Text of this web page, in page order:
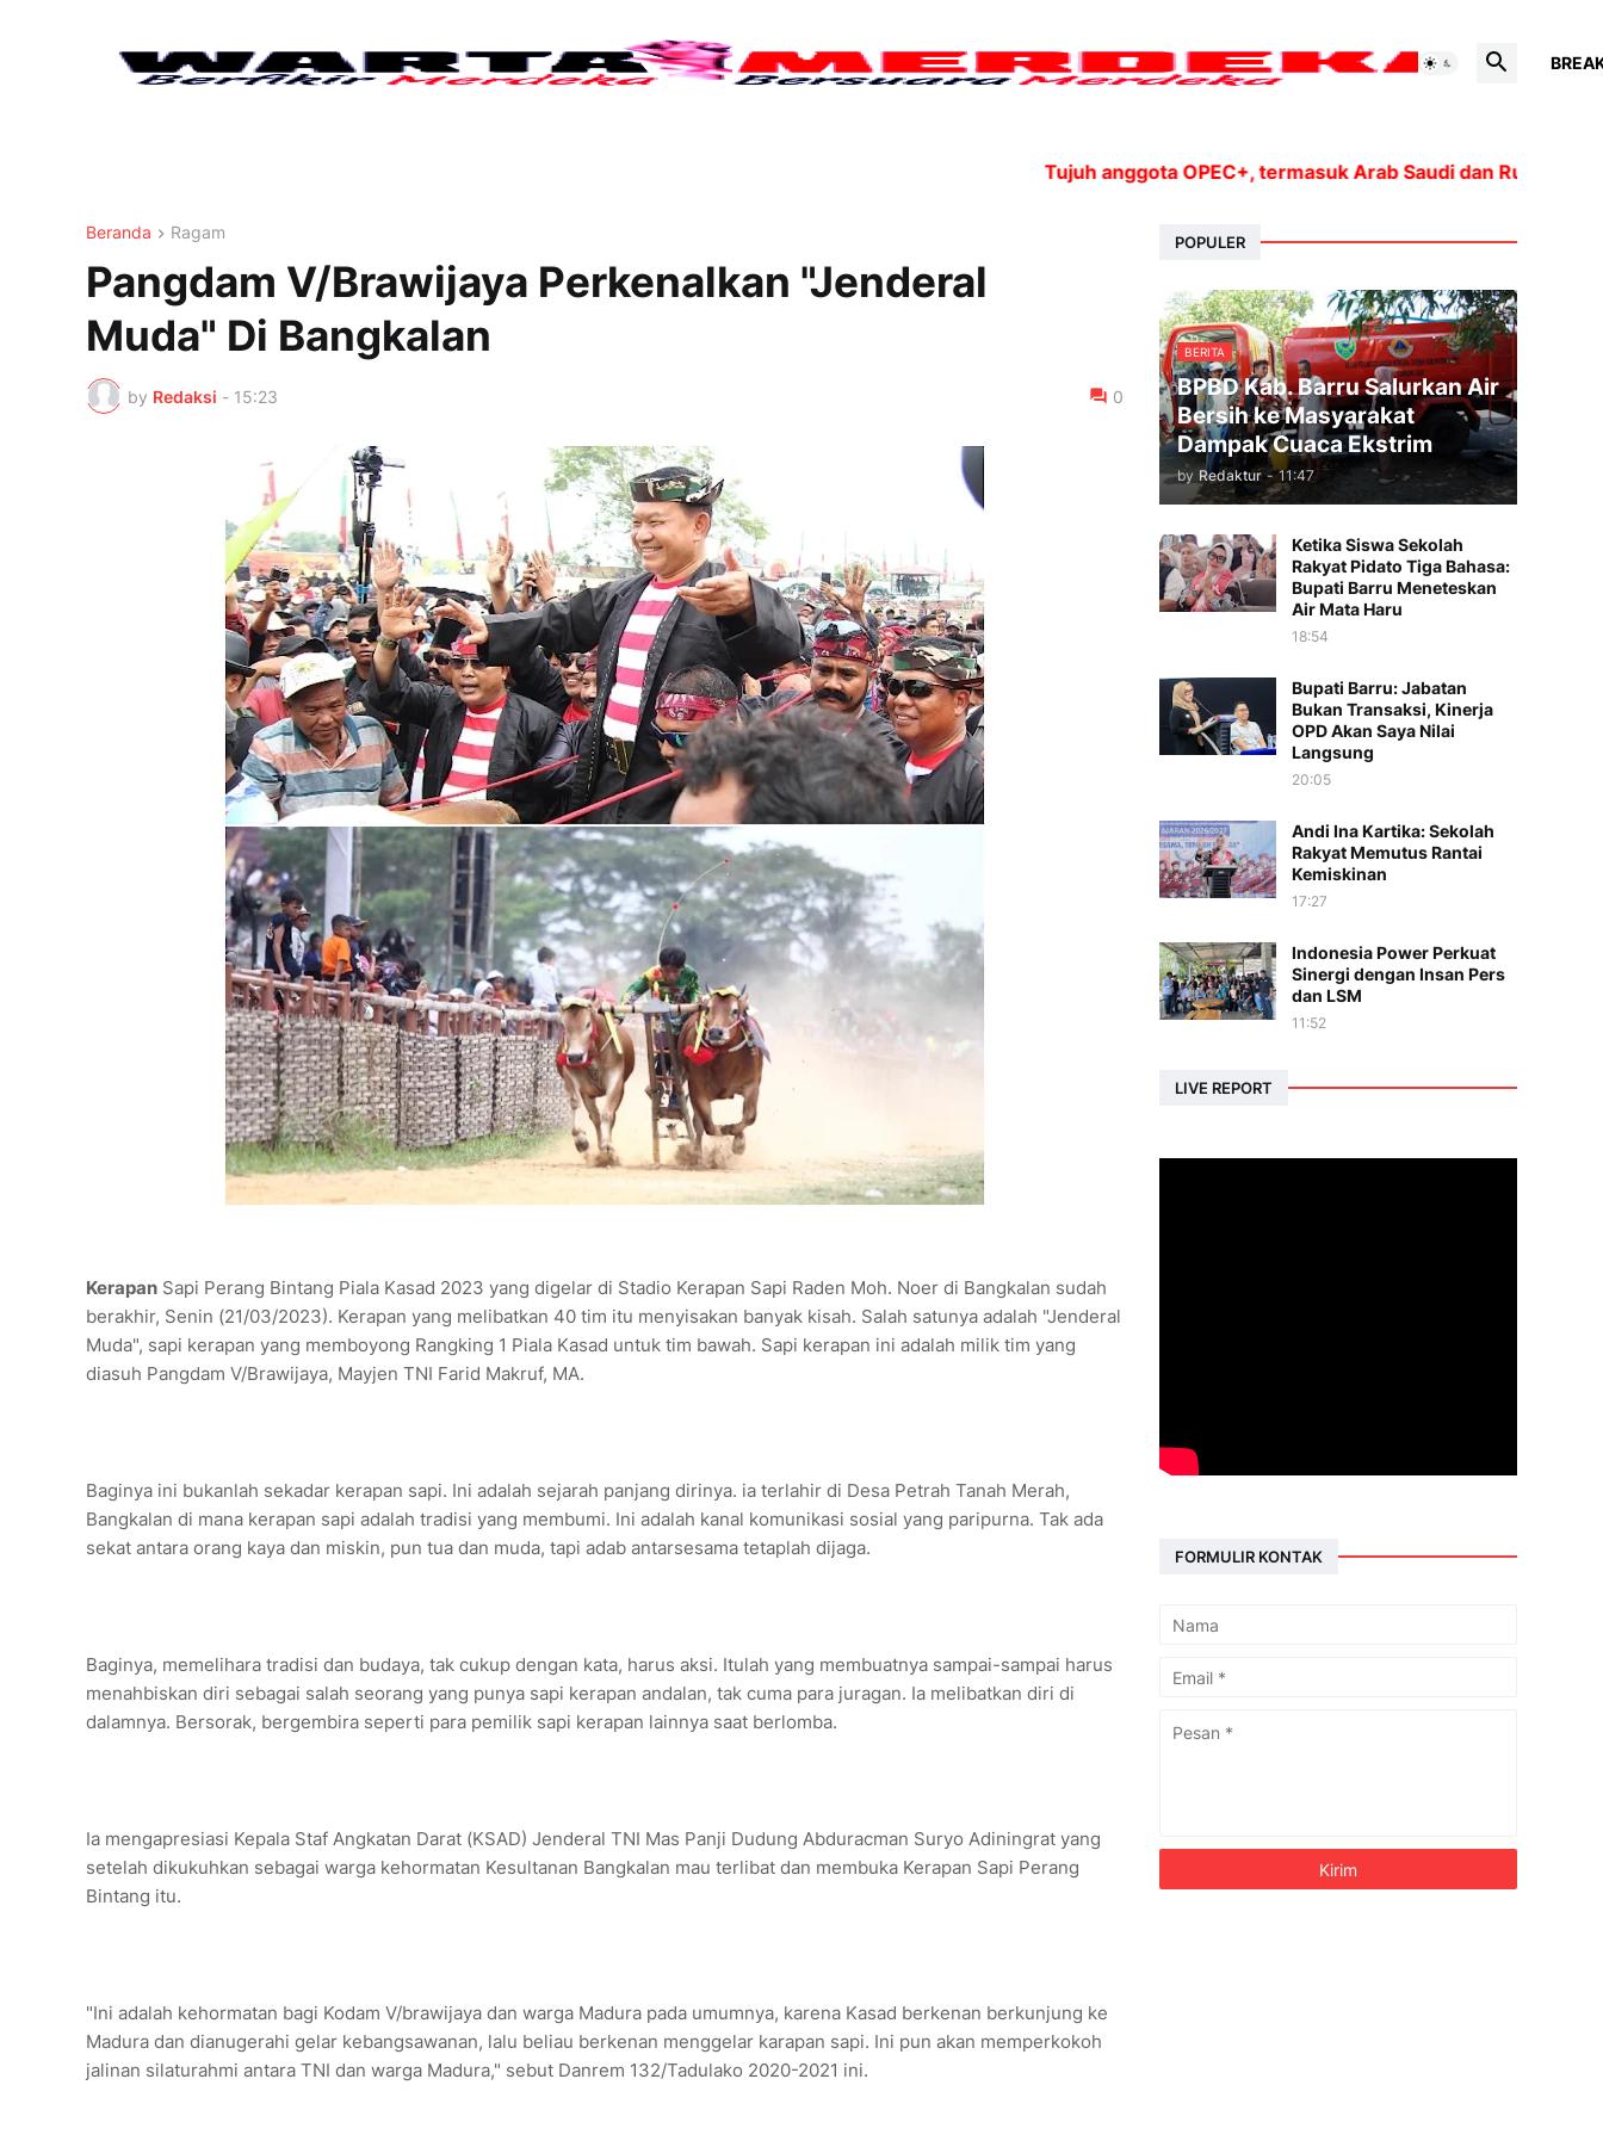
Tujuh anggota OPEC+, termasuk Arab Saudi dan Rusia, akan
Beranda Ragam
Pangdam V/Brawijaya Perkenalkan "Jenderal
Muda" Di Bangkalan
by Redaksi - 15:23 0
Kerapan Sapi Perang Bintang Piala Kasad 2023 yang digelar di Stadio Kerapan Sapi Raden Moh. Noer di Bangkalan sudah
berakhir, Senin (21/03/2023). Kerapan yang melibatkan 40 tim itu menyisakan banyak kisah. Salah satunya adalah "Jenderal
Muda", sapi kerapan yang memboyong Rangking 1 Piala Kasad untuk tim bawah. Sapi kerapan ini adalah milik tim yang
diasuh Pangdam V/Brawijaya, Mayjen TNI Farid Makruf, MA.
Baginya ini bukanlah sekadar kerapan sapi. Ini adalah sejarah panjang dirinya. ia terlahir di Desa Petrah Tanah Merah,
Bangkalan di mana kerapan sapi adalah tradisi yang membumi. Ini adalah kanal komunikasi sosial yang paripurna. Tak ada
sekat antara orang kaya dan miskin, pun tua dan muda, tapi adab antarsesama tetaplah dijaga.
Baginya, memelihara tradisi dan budaya, tak cukup dengan kata, harus aksi. Itulah yang membuatnya sampai-sampai harus
menahbiskan diri sebagai salah seorang yang punya sapi kerapan andalan, tak cuma para juragan. Ia melibatkan diri di
dalamnya. Bersorak, bergembira seperti para pemilik sapi kerapan lainnya saat berlomba.
Ia mengapresiasi Kepala Staf Angkatan Darat (KSAD) Jenderal TNI Mas Panji Dudung Abduracman Suryo Adiningrat yang
setelah dikukuhkan sebagai warga kehormatan Kesultanan Bangkalan mau terlibat dan membuka Kerapan Sapi Perang
Bintang itu.
"Ini adalah kehormatan bagi Kodam V/brawijaya dan warga Madura pada umumnya, karena Kasad berkenan berkunjung ke
Madura dan dianugerahi gelar kebangsawanan, lalu beliau berkenan menggelar karapan sapi. Ini pun akan memperkokoh
jalinan silaturahmi antara TNI dan warga Madura," sebut Danrem 132/Tadulako 2020-2021 ini.
POPULER
BERITA
BPBD Kab. Barru Salurkan Air
Bersih ke Masyarakat
Dampak Cuaca Ekstrim
by Redaktur - 11:47
Ketika Siswa Sekolah
Rakyat Pidato Tiga Bahasa:
Bupati Barru Meneteskan
Air Mata Haru
18:54
Bupati Barru: Jabatan
Bukan Transaksi, Kinerja
OPD Akan Saya Nilai
Langsung
20:05
Andi Ina Kartika: Sekolah
Rakyat Memutus Rantai
Kemiskinan
17:27
Indonesia Power Perkuat
Sinergi dengan Insan Pers
dan LSM
11:52
LIVE REPORT
FORMULIR KONTAK